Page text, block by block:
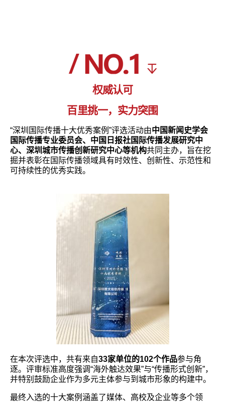
权威认可
百里挑一，实力突围
“深圳国际传播十大优秀案例”评选活动由中国新闻史学会
国际传播专业委员会、中国日报社国际传播发展研究中
心、深圳城市传播创新研究中心等机构共同主办，旨在挖
掘并表彰在国际传播领域具有时效性、创新性、示范性和
可持续性的优秀实践。
在本次评选中，共有来自33家单位的102个作品参与角
逐。评审标准高度强调“海外触达效果”与“传播形式创新”，
并特别鼓励企业作为多元主体参与到城市形象的构建中。
最终入选的十大案例涵盖了媒体、高校及企业等多个领